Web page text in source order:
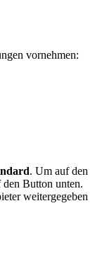
vornehmen:
. Um auf den
Button unten.
weitergegeben